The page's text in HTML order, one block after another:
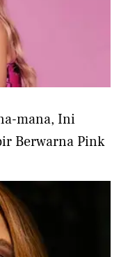
mana, Ini
Berwarna Pink